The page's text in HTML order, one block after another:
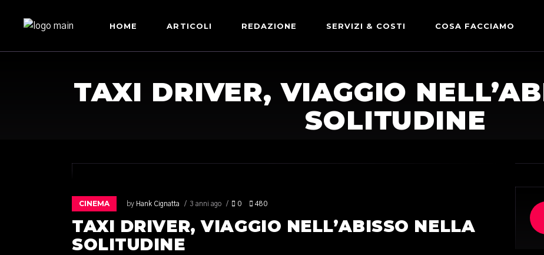
HOME ARTICOLI REDAZIONE SERVIZI & COSTI
LE NOSTRE PARTNERSHIP
COMUNICAZIONE EXPRESS
COSA FACCIAMO
TAXI DRIVER, VIAGGIO
SOLITUDINE
CINEMA by Hank Cignatta 3 anni ago 0 480
TAXI DRIVER, VIAGGIO NELL’ABISSO NELLA
SOLITUDINE